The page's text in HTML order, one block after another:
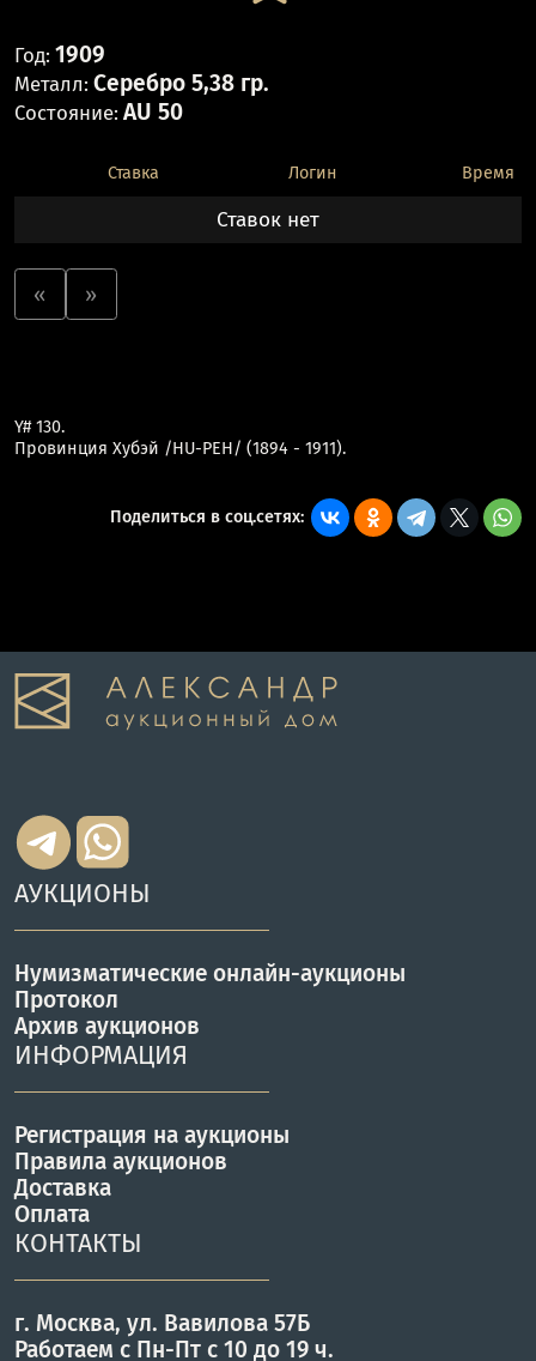
Год: 1909
Металл: Серебро 5,38 гр.
Состояние: AU 50
Ставка Логин Время
Ставок нет
« »
Y# 130.
Провинция Хубэй /HU-PEH/ (1894 - 1911).
Поделиться в соц.сетях:
АУКЦИОНЫ
Нумизматические онлайн-аукционы
Протокол
Архив аукционов
ИНФОРМАЦИЯ
Регистрация на аукционы
Правила аукционов
Доставка
Оплата
КОНТАКТЫ
г. Москва, ул. Вавилова 57Б
Работаем с Пн-Пт с 10 до 19 ч.